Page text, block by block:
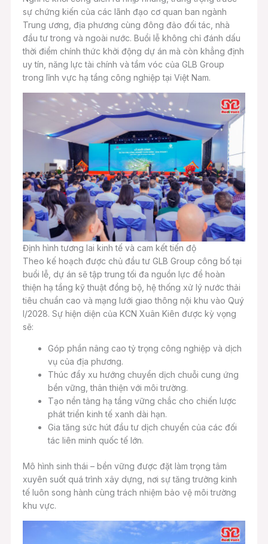
sự chứng kiến của các lãnh đạo cơ quan ban ngành
Trung ương, địa phương cùng đông đảo đối tác, nhà
đầu tư trong và ngoài nước. Buổi lễ không chỉ đánh dấu
thời điểm chính thức khởi động dự án mà còn khẳng định
uy tín, năng lực tài chính và tầm vóc của GLB Group
trong lĩnh vực hạ tầng công nghiệp tại Việt Nam.
Định hình tương lai kinh tế và cam kết tiến độ
Theo kế hoạch được chủ đầu tư GLB Group công bố tại
buổi lễ, dự án sẽ tập trung tối đa nguồn lực để hoàn
thiện hạ tầng kỹ thuật đồng bộ, hệ thống xử lý nước thải
tiêu chuẩn cao và mạng lưới giao thông nội khu vào Quý
I/2028. Sự hiện diện của KCN Xuân Kiên được kỳ vọng
sẽ:
Góp phần nâng cao tỷ trọng công nghiệp và dịch
vụ của địa phương.
Thúc đẩy xu hướng chuyển dịch chuỗi cung ứng
bền vững, thân thiện với môi trường.
Tạo nền tảng hạ tầng vững chắc cho chiến lược
phát triển kinh tế xanh dài hạn.
Gia tăng sức hút đầu tư dịch chuyển của các đối
tác liên minh quốc tế lớn.
Mô hình sinh thái – bền vững được đặt làm trọng tâm
xuyên suốt quá trình xây dựng, nơi sự tăng trưởng kinh
tế luôn song hành cùng trách nhiệm bảo vệ môi trường
khu vực.